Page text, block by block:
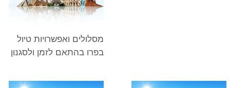
מסלולים ואפשרויות טיול
בפרו בהתאם לזמן ולסגנון